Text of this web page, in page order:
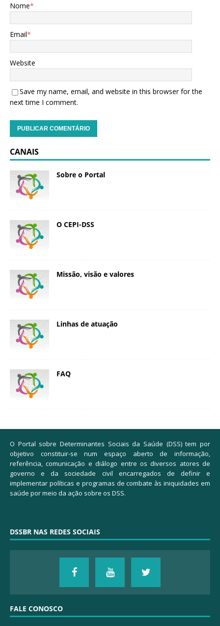
Nome*
Email*
Website
Save my name, email, and website in this browser for the
next time I comment.
CANAIS
Sobre o Portal
O CEPI-DSS
Missão, visão e valores
Linhas de atuação
FAQ
O Portal sobre Determinantes Sociais da Saúde (DSS) tem por
objetivo constituir-se num espaço aberto de informação,
referência, comunicação e diálogo entre os diversos atores de
governo e da sociedade civil encarregados de definir e
implementar políticas e programas de combate às iniquidades em
saúde por meio da ação sobre os DSS.
DSSBR NAS REDES SOCIAIS
FALE CONOSCO